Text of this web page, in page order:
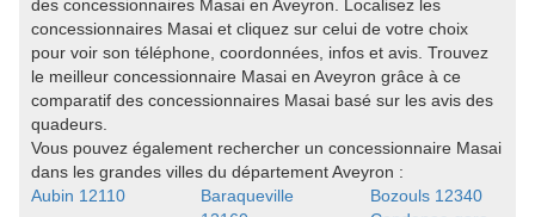
des concessionnaires Masai en Aveyron. Localisez les
concessionnaires Masai et cliquez sur celui de votre choix
pour voir son téléphone, coordonnées, infos et avis. Trouvez
le meilleur concessionnaire Masai en Aveyron grâce à ce
comparatif des concessionnaires Masai basé sur les avis des
quadeurs.
Vous pouvez également rechercher un concessionnaire Masai
dans les grandes villes du département Aveyron :
Aubin 12110
Baraqueville
Bozouls 12340